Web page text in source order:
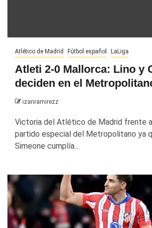
Atlético de Madrid Fútbol español LaLiga
Atleti 2-0 Mallorca: Lino y
deciden en el
izanramirezz
Victoria del Atlético de Madrid frente
partido especial del Metropolitano ya
Simeone cumplía...